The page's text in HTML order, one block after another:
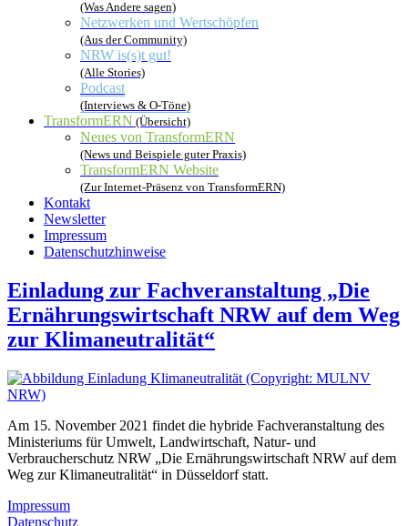
(Was Andere sagen)
Netzwerken und Wertschöpfen
(Aus der Community)
NRW is(s)t gut!
(Alle Stories)
Podcast
(Interviews & O-Töne)
TransformERN (Übersicht)
Neues von TransformERN
(News und Beispiele guter Praxis)
TransformERN Website
(Zur Internet-Präsenz von TransformERN)
Kontakt
Newsletter
Impressum
Datenschutzhinweise
Einladung zur Fachveranstaltung „Die
Ernährungswirtschaft NRW auf dem Weg
zur Klimaneutralität“
Am 15. November 2021 findet die hybride Fachveranstaltung des
Ministeriums für Umwelt, Landwirtschaft, Natur- und
Verbraucherschutz NRW „Die Ernährungswirtschaft NRW auf dem
Weg zur Klimaneutralität“ in Düsseldorf statt.
Impressum
Datenschutz